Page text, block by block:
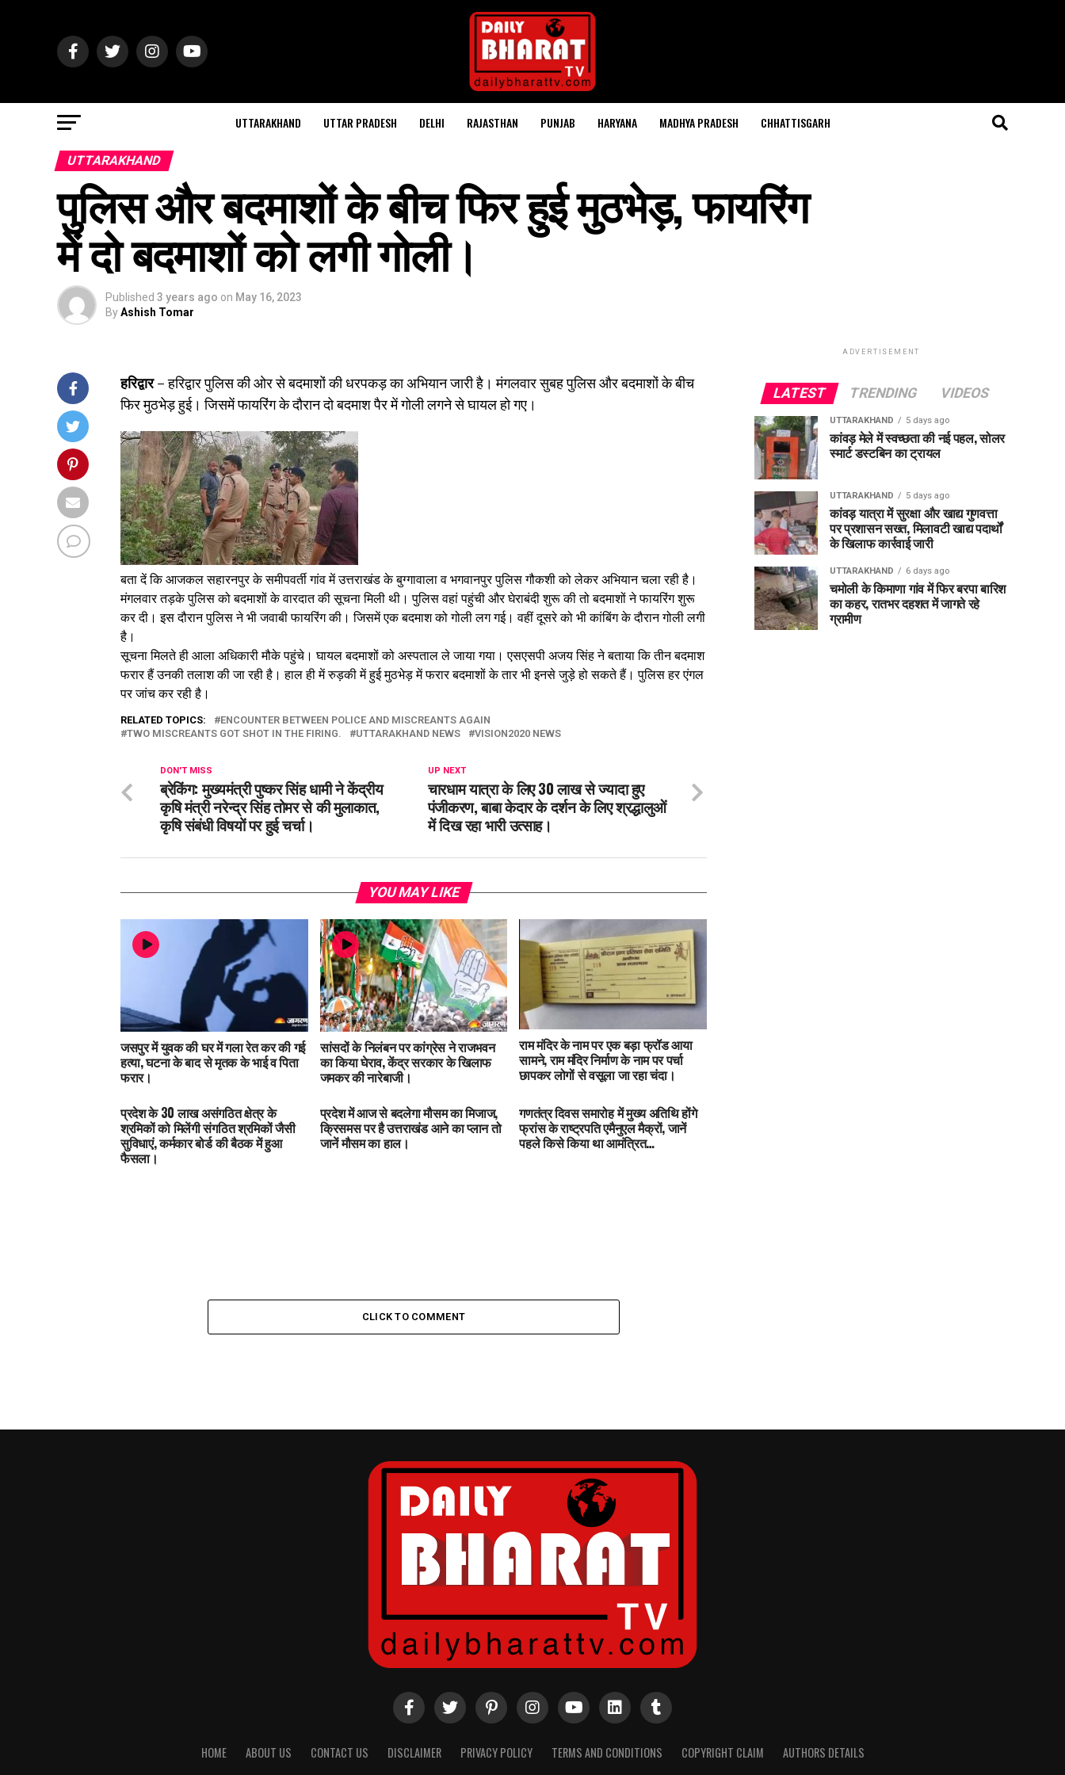
UTTARAKHAND UTTAR PRADESH DELHI RAJASTHAN PUNJAB HARYANA MADHYA PRADESH CHHATTISGARH
UTTARAKHAND
पुलिस और बदमाशों के बीच फिर हुई मुठभेड़, फायरिंग
में दो बदमाशों को लगी गोली।
Published 3 years ago on May 16, 2023
ByAshish Tomar
हरिद्वार –हरिद्वार पुलिस की ओर से बदमाशों की धरपकड़ का अभियान जारी है। मंगलवार सुबह पुलिस और बदमाशों के बीच
फिर मुठभेड़ हुई। जिसमें फायरिंग के दौरान दो बदमाश पैर में गोली लगने से घायल हो गए।
बता दें कि आजकल सहारनपुर के समीपवर्ती गांव में उत्तराखंड के बुग्गावाला व भगवानपुर पुलिस गौकशी को लेकर अभियान चला रही है।
मंगलवार तड़के पुलिस को बदमाशों के वारदात की सूचना मिली थी। पुलिस वहां पहुंची और घेराबंदी शुरू की तो बदमाशों ने फायरिंग शुरू
कर दी। इस दौरान पुलिस ने भी जवाबी फायरिंग की। जिसमें एक बदमाश को गोली लग गई। वहीं दूसरे को भी कांबिंग के दौरान गोली लगी
है।
सूचना मिलते ही आला अधिकारी मौके पहुंचे। घायल बदमाशों को अस्पताल ले जाया गया। एसएसपी अजय सिंह ने बताया कि तीन बदमाश
फरार हैं उनकी तलाश की जा रही है। हाल ही में रुड़की में हुई मुठभेड़ में फरार बदमाशों के तार भी इनसे जुड़े हो सकते हैं। पुलिस हर एंगल
पर जांच कर रही है।
RELATED TOPICS:
ENCOUNTER BETWEEN POLICE AND MISCREANTS AGAIN
TWO MISCREANTS GOT SHOT IN THE FIRING.
UTTARAKHAND NEWS VISION2020 NEWS
UP NEXT
चारधाम यात्रा के लिए 30 लाख से ज्यादा हुए
पंजीकरण, बाबा केदार के दर्शन के लिए श्रद्धालुओं
में दिख रहा भारी उत्साह।
DON'T MISS
ब्रेकिंग: मुख्यमंत्री पुष्कर सिंह धामी ने केंद्रीय
कृषि मंत्री नरेन्द्र सिंह तोमर से की मुलाकात,
कृषि संबंधी विषयों पर हुई चर्चा।
YOU MAY LIKE
जसपुर में युवक की घर में गला रेत कर की गई
हत्या, घटना के बाद से मृतक के भाई व पिता
फरार।
सांसदों के निलंबन पर कांग्रेस ने राजभवन
का किया घेराव, केंद्र सरकार के खिलाफ
जमकर की नारेबाजी।
राम मंदिर के नाम पर एक बड़ा फ्रॉड आया
सामने, राम मंदिर निर्माण के नाम पर पर्चा
छापकर लोगों से वसूला जा रहा चंदा।
प्रदेश के 30 लाख असंगठित क्षेत्र के
श्रमिकों को मिलेंगी संगठित श्रमिकों जैसी
सुविधाएं, कर्मकार बोर्ड की बैठक में हुआ
फैसला।
प्रदेश में आज से बदलेगा मौसम का मिजाज,
क्रिसमस पर है उत्तराखंड आने का प्लान तो
जानें मौसम का हाल।
गणतंत्र दिवस समारोह में मुख्य अतिथि होंगे
फ्रांस के राष्ट्रपति एमैनुएल मैक्रों, जानें
पहले किसे किया था आमंत्रित…
CLICK TO COMMENT
ADVERTISEMENT
LATEST TRENDING VIDEOS
UTTARAKHAND 5 days ago
कांवड़ मेले में स्वच्छता की नई पहल, सोलर
स्मार्ट डस्टबिन का ट्रायल
UTTARAKHAND 5 days ago
कांवड़ यात्रा में सुरक्षा और खाद्य गुणवत्ता
पर प्रशासन सख्त, मिलावटी खाद्य पदार्थों
के खिलाफ कार्रवाई जारी
UTTARAKHAND 6 days ago
चमोली के किमाणा गांव में फिर बरपा बारिश
का कहर, रातभर दहशत में जागते रहे
ग्रामीण
HOME ABOUT US CONTACT US DISCLAIMER PRIVACY POLICY TERMS AND CONDITIONS COPYRIGHT CLAIM AUTHORS DETAILS